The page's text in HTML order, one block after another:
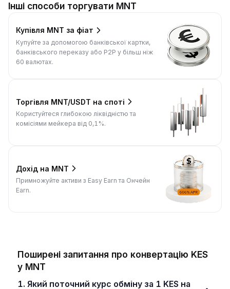
Інші способи торгувати MNT
Купівля MNT за фіат
Купуйте за допомогою банківської картки,
банківського переказу або P2P у більш ніж
60 валютах.
Торгівля MNT/USDT на споті
Користуйтеся глибокою ліквідністю та
комісіями мейкера від 0,1%.
Дохід на MNT
Примножуйте активи з Easy Earn та Ончейн
Earn.
Поширені запитання про конвертацію KES
у MNT
1. Який поточний курс обміну за 1 KES на